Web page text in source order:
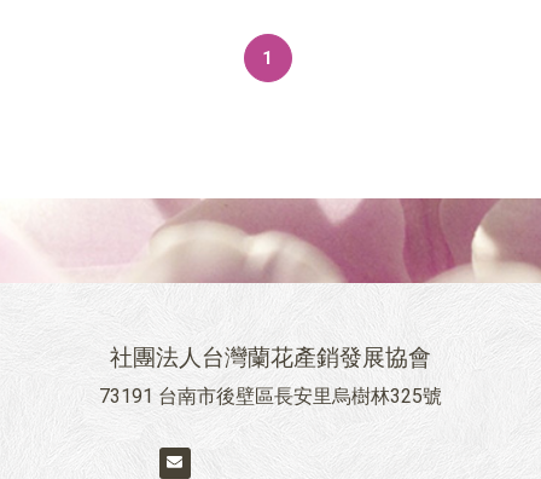
1
社團法人台灣蘭花產銷發展協會
73191 台南市後壁區長安里烏樹林325號